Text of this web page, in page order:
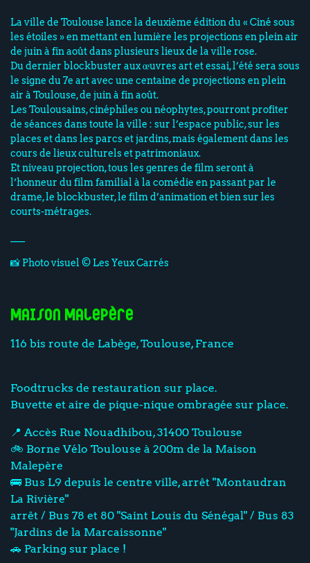
La ville de Toulouse lance la deuxième édition du « Ciné sous
les étoiles » en mettant en lumière les projections en plein air
de juin à fin août dans plusieurs lieux de la ville rose.
Du dernier blockbuster aux œuvres art et essai, l’été sera sous
le signe du 7e art avec une centaine de projections en plein
air à Toulouse, de juin à fin août.
Les Toulousains, cinéphiles ou néophytes, pourront profiter
de séances dans toute la ville : sur l’espace public, sur les
places et dans les parcs et jardins, mais également dans les
cours de lieux culturels et patrimoniaux.
Et niveau projection, tous les genres de film seront à
l’honneur du film familial à la comédie en passant par le
drame, le blockbuster, le film d’animation et bien sur les
courts-métrages.
📸 Photo visuel © Les Yeux Carrés
Maison Malepère
116 bis route de Labège, Toulouse, France
Foodtrucks de restauration sur place.
Buvette et aire de pique-nique ombragée sur place.
📍 Accès Rue Nouadhibou, 31400 Toulouse
🚲 Borne Vélo Toulouse à 200m de la Maison
Malepère
🚌 Bus L9 depuis le centre ville, arrêt "Montaudran
La Rivière"
arrêt / Bus 78 et 80 "Saint Louis du Sénégal" / Bus 83
"Jardins de la Marcaissonne"
🚗 Parking sur place !